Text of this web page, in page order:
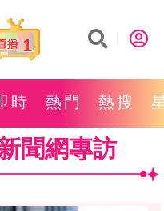
1
時 熱門 熱搜
聞網專訪